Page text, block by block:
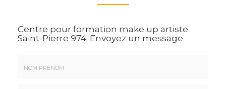
Centre pour formation make up artiste
Saint-Pierre 974. Envoyez un message